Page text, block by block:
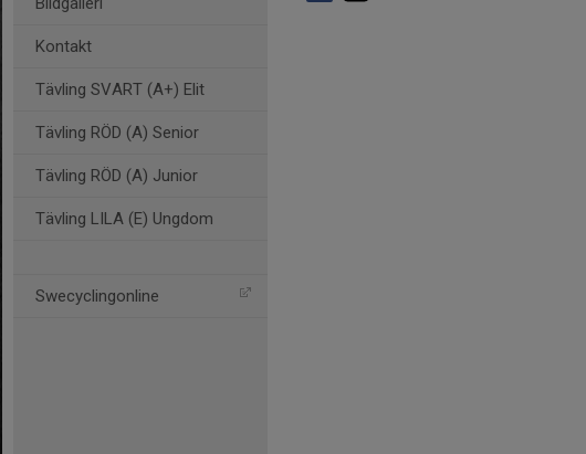
Kontakt
Tävling SVART (A+) Elit
Tävling RÖD (A) Senior
Tävling RÖD (A) Junior
Tävling LILA (E) Ungdom
Swecyclingonline